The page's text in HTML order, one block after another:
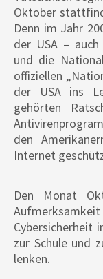
Oktober
Denn im Jahr
der USA –
und die
offiziellen
der USA ins
gehörten
den
Internet
Den Monat
Cybersicherheit
zur Schule und
lenken.